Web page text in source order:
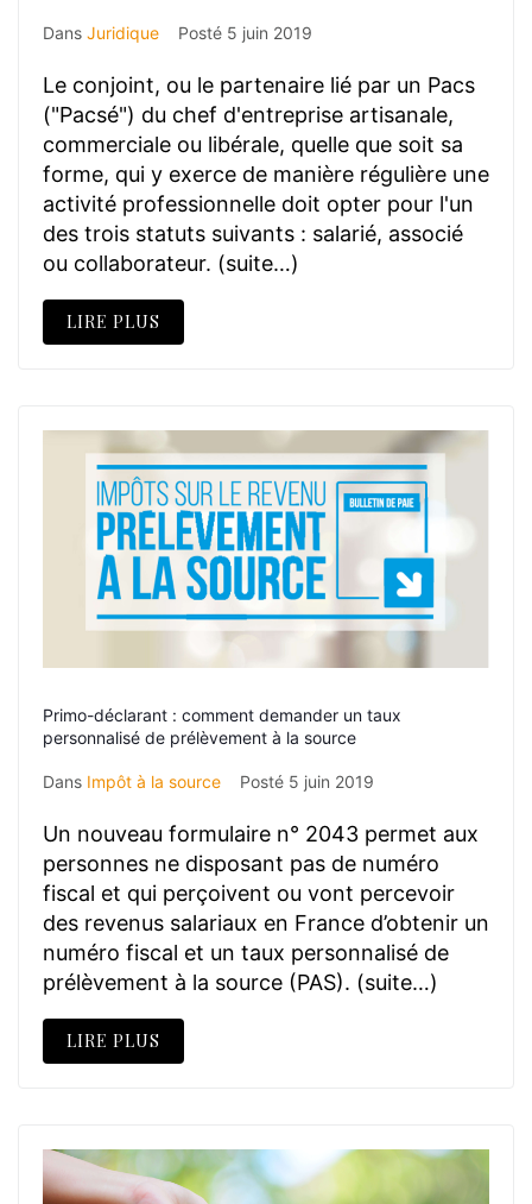
Dans Juridique Posté 5 juin 2019
Le conjoint, ou le partenaire lié par un Pacs
("Pacsé") du chef d'entreprise artisanale,
commerciale ou libérale, quelle que soit sa
forme, qui y exerce de manière régulière une
activité professionnelle doit opter pour l'un
des trois statuts suivants : salarié, associé
ou collaborateur. (suite…)
LIRE PLUS
Primo-déclarant : comment demander un taux
personnalisé de prélèvement à la source
Dans Impôt à la source Posté 5 juin 2019
Un nouveau formulaire n° 2043 permet aux
personnes ne disposant pas de numéro
fiscal et qui perçoivent ou vont percevoir
des revenus salariaux en France d’obtenir un
numéro fiscal et un taux personnalisé de
prélèvement à la source (PAS). (suite…)
LIRE PLUS